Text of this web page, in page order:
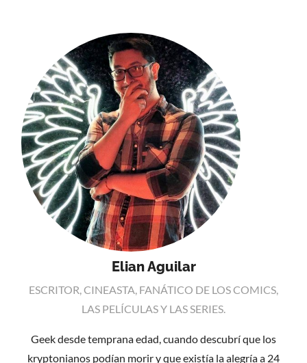
Elian Aguilar
ESCRITOR, CINEASTA, FANÁTICO DE LOS COMICS,
LAS PELÍCULAS Y LAS SERIES.
Geek desde temprana edad, cuando descubrí que los
kryptonianos podían morir y que existía la alegría a 24